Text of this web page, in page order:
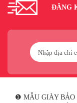
ĐĂNG
❶ MẪU GIÀY BẢO